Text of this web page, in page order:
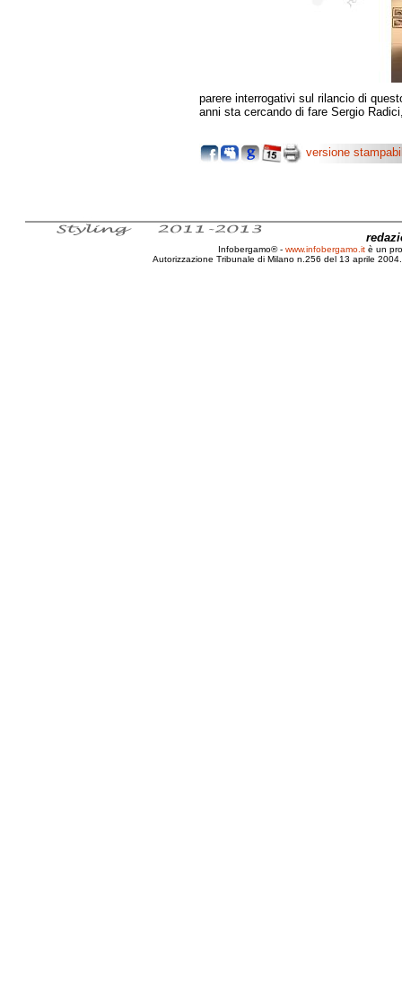
parere interrogativi sul rilancio di
anni sta cercando di fare Sergio
versione
Infobergamo® - www.infobergamo.it è un
Autorizzazione Tribunale di Milano n.256 del 13 aprile